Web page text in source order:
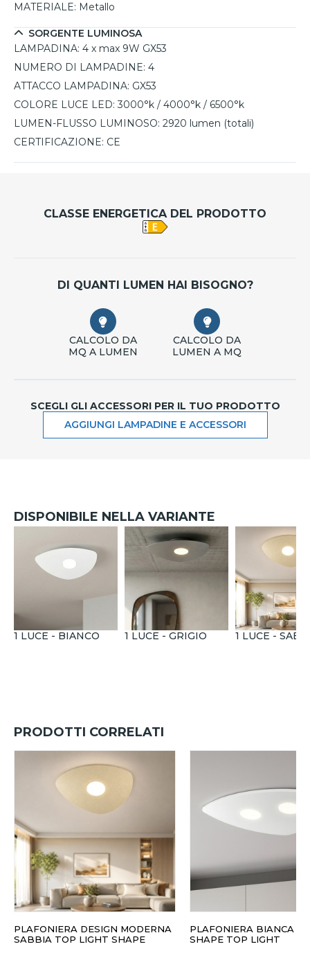
MATERIALE: Metallo
SORGENTE LUMINOSA
LAMPADINA: 4 x max 9W GX53
NUMERO DI LAMPADINE: 4
ATTACCO LAMPADINA: GX53
COLORE LUCE LED: 3000°k / 4000°k / 6500°k
LUMEN-FLUSSO LUMINOSO: 2920 lumen (totali)
CERTIFICAZIONE: CE
CLASSE ENERGETICA DEL PRODOTTO
DI QUANTI LUMEN HAI BISOGNO?
CALCOLO DA
MQ A LUMEN
CALCOLO DA
LUMEN A MQ
SCEGLI GLI ACCESSORI PER IL TUO PRODOTTO
AGGIUNGI LAMPADINE E ACCESSORI
DISPONIBILE NELLA VARIANTE
1 LUCE - BIANCO 1 LUCE - GRIGIO 1 LUCE -
PRODOTTI CORRELATI
PLAFONIERA DESIGN MODERNA
SABBIA TOP LIGHT SHAPE
PLAFONIERA BIANCA
SHAPE TOP LIGHT